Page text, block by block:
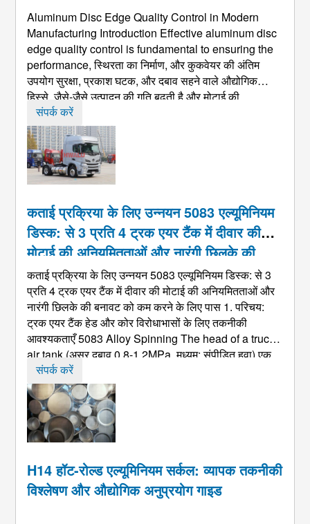
Aluminum Disc Edge Quality Control in Modern
Manufacturing Introduction Effective aluminum disc
edge quality control is fundamental to ensuring the
performance, स्थिरता का निर्माण, और कुकवेयर की अंतिम
उपयोग सुरक्षा, प्रकाश घटक, और दबाव सहने वाले औद्योगिक
हिस्से. जैसे-जैसे उत्पादन की गति बढ़ती है और मोटाई की
सहनशीलता कड़ी होती जाती है, निर्माताओं को किनारे के निरीक्षण के
लिए एक व्यवस्थित दृष्टिकोण अपनाना चाहिए, ट्रिमिंग, ए ...
संपर्क करें
कताई प्रक्रिया के लिए उन्नयन 5083 एल्यूमिनियम
डिस्क: से 3 प्रति 4 ट्रक एयर टैंक में दीवार की
मोटाई की अनियमितताओं और नारंगी छिलके की
बनावट को कम करने के लिए पास
कताई प्रक्रिया के लिए उन्नयन 5083 एल्यूमिनियम डिस्क: से 3
प्रति 4 ट्रक एयर टैंक में दीवार की मोटाई की अनियमितताओं और
नारंगी छिलके की बनावट को कम करने के लिए पास 1. परिचय:
ट्रक एयर टैंक हेड और कोर विरोधाभासों के लिए तकनीकी
आवश्यकताएँ 5083Alloy Spinning The head of a truck
air tank (असर दबाव 0.8-1.2MPa, मध्यम: संपीड़ित हवा) एक
प्रमुख दबाव-असर घटक है जिसे दो मुख्य मानदंडों को पूरा करना
होगा ...
संपर्क करें
H14 हॉट-रोल्ड एल्यूमिनियम सर्कल: व्यापक तकनीकी
विश्लेषण और औद्योगिक अनुप्रयोग गाइड